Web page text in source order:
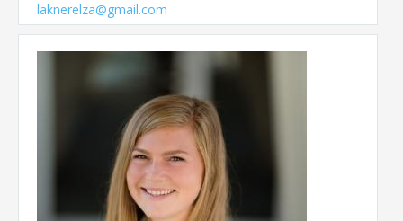
laknerelza@gmail.com